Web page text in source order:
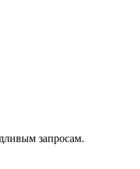
запросам.